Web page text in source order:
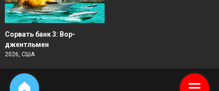
Сорвать банк 3: Вор-
джентльмен
2026, США